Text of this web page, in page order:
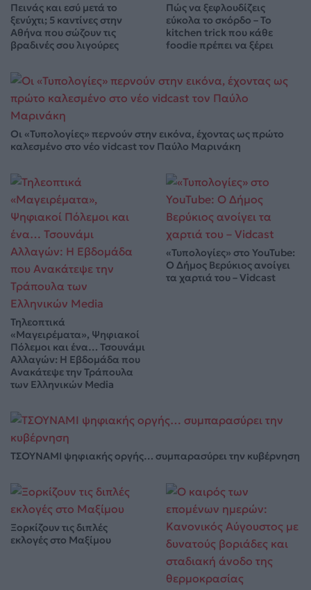
Πεινάς και εσύ μετά το
ξενύχτι; 5 καντίνες στην
Αθήνα που σώζουν τις
βραδινές σου λιγούρες
Πώς να ξεφλουδίζεις
εύκολα το σκόρδο – Το
kitchen trick που κάθε
foodie πρέπει να ξέρει
Οι «Τυπολογίες» περνούν στην εικόνα, έχοντας ως πρώτο
καλεσμένο στο νέο vidcast τον Παύλο Μαρινάκη
Τηλεοπτικά
«Μαγειρέματα», Ψηφιακοί
Πόλεμοι και ένα… Τσουνάμι
Αλλαγών: Η Εβδομάδα που
Ανακάτεψε την Τράπουλα
των Ελληνικών Media
«Τυπολογίες» στο YouTube:
Ο Δήμος Βερύκιος ανοίγει
τα χαρτιά του – Vidcast
ΤΣΟΥΝΑΜΙ ψηφιακής οργής… συμπαρασύρει την κυβέρνηση
Ξορκίζουν τις διπλές
εκλογές στο Μαξίμου